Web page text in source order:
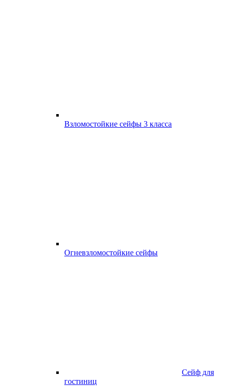
Взломостойкие сейфы 3 класса
Огневзломостойкие сейфы
Сейф для
гостиниц